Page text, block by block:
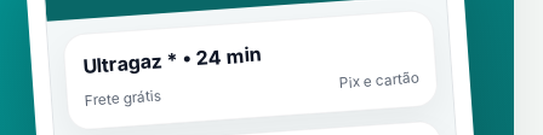
Ultragaz * • 24 min
Frete grátis
Pix e cartão